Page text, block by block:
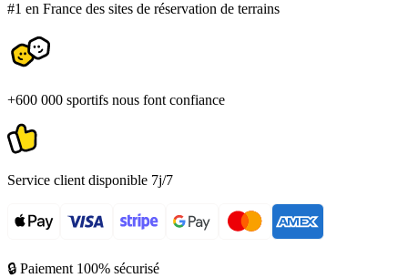
#1 en France des sites de réservation de terrains
+600 000 sportifs nous font confiance
Service client disponible 7j/7
🔒 Paiement 100% sécurisé